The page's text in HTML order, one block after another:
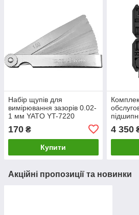
Набір щупів для
вимірювання зазорів 0.02-
1 мм YATO YT-7220
170 ₴
Купити
4 350
Акційні пропозиції та новинки